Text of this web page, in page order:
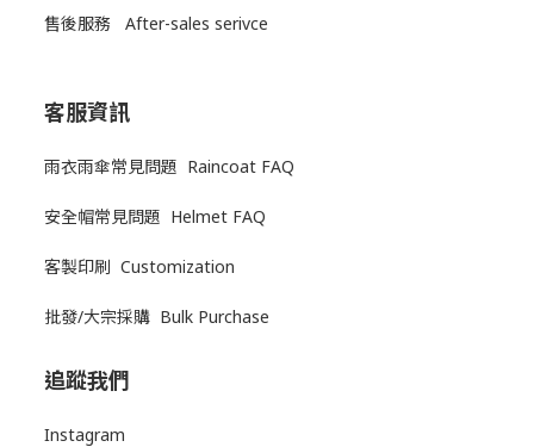
售後服務 After-sales serivce
客服資訊
雨衣雨傘常見問題 Raincoat FAQ
安全帽常見問題 Helmet FAQ
客製印刷 Customization
批發/大宗採購 Bulk Purchase
追蹤我們
Instagram